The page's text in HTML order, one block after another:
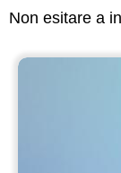
Non esitare a